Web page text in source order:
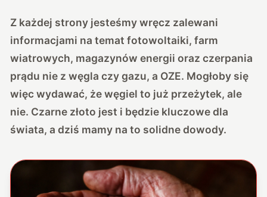
Z każdej strony jesteśmy wręcz zalewani
informacjami na temat fotowoltaiki, farm
wiatrowych, magazynów energii oraz czerpania
prądu nie z węgla czy gazu, a OZE. Mogłoby się
więc wydawać, że węgiel to już przeżytek, ale
nie. Czarne złoto jest i będzie kluczowe dla
świata, a dziś mamy na to solidne dowody.